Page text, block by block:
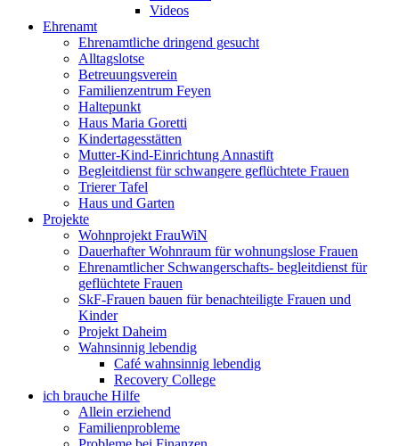
Videos
Ehrenamt
Ehrenamtliche dringend gesucht
Alltagslotse
Betreuungsverein
Familienzentrum Feyen
Haltepunkt
Haus Maria Goretti
Kindertagesstätten
Mutter-Kind-Einrichtung Annastift
Begleitdienst für schwangere geflüchtete Frauen
Trierer Tafel
Haus und Garten
Projekte
Wohnprojekt FrauWiN
Dauerhafter Wohnraum für wohnungslose Frauen
Ehrenamtlicher Schwangerschafts- begleitdienst für
geflüchtete Frauen
SkF-Frauen bauen für benachteiligte Frauen und
Kinder
Projekt Daheim
Wahnsinnig lebendig
Café wahnsinnig lebendig
Recovery College
ich brauche Hilfe
Allein erziehend
Familienprobleme